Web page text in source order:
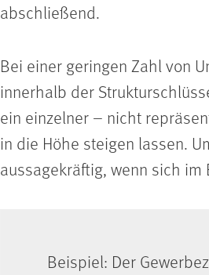
abschließend.
Bei einer geringen Zahl von
innerhalb der
ein einzelner – nicht
in die Höhe steigen lassen.
aussagekräftig, wenn sich
Beispiel: Der